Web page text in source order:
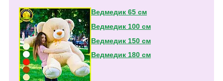
Ведмедик 65 см
Ведмедик 100 см
Ведмедик 150 см
Ведмедик 180 см